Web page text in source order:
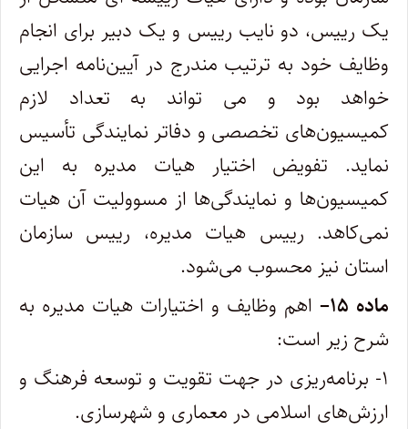
یک رییس، دو نایب رییس و یک دبیر برای انجام‌
وظایف خود به ترتیب مندرج در آیین‌نامه اجرایی
خواهد بود و می ‌تواند به تعداد لازم
کمیسیون‌های تخصصی و دفاتر نمایندگی تأسیس
نماید. تفویض ‌اختیار هیات مدیره به این
کمیسیون‌ها و نمایندگی‌ها از مسوولیت آن هیات
نمی‌کاهد. رییس هیات مدیره، رییس سازمان
استان نیز محسوب می‌شود.
ماده ۱۵– اهم وظایف و اختیارات هیات مدیره به
شرح زیر است:
۱- برنامه‌ریزی در جهت تقویت و توسعه فرهنگ و
ارزش‌های اسلامی در معماری و شهرسازی.